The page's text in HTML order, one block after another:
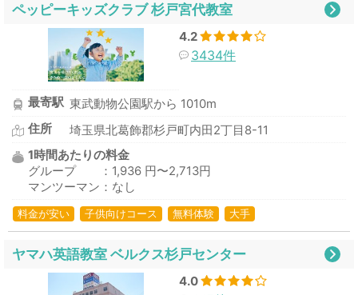
ペッピーキッズクラブ 杉戸宮代教室
4.2
3434件
最寄駅 東武動物公園駅から 1010m
住所
埼玉県北葛飾郡杉戸町内田2丁目8-11
1時間あたりの料金
グループ ：1,936 円〜2,713円
マンツーマン：なし
料金が安い 子供向けコース 無料体験 大手
ヤマハ英語教室 ベルクス杉戸センター
4.0